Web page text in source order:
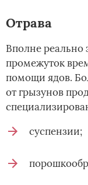
Отрава
Вполне
промежуток
помощи ядов.
от грызунов
суспензии;